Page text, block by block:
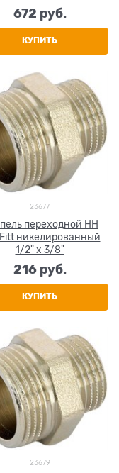
672 руб.
КУПИТЬ
23677
переходной НН
никелированный
1/2" x 3/8"
216 руб.
КУПИТЬ
23679